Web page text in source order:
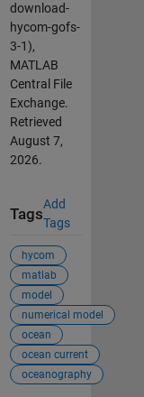
download-
hycom-gofs-
3-1),
MATLAB
Central File
Exchange.
Retrieved
August 7,
2026.
Tags
Add
Tags
hycom
matlab
model
numerical model
ocean
ocean current
oceanography